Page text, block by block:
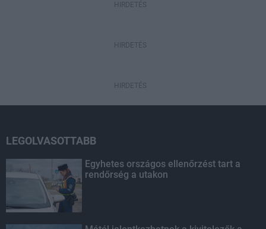
HIRDETÉS
HIRDETÉS
HIRDETÉS
LEGOLVASOTTABB
Egyhetes országos ellenőrzést tart a
rendőrség a utakon